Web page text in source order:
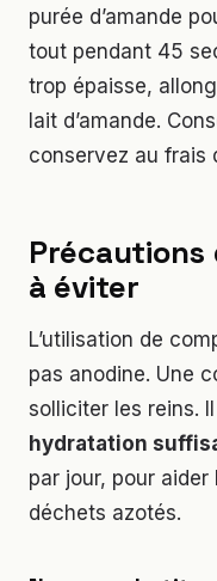
purée d’amande
tout pendant 45
trop épaisse,
lait d’amande.
conservez au frais
Précautions
à éviter
L’utilisation de
pas anodine. Une
solliciter les reins.
hydratation
par jour, pour aider
déchets azotés.